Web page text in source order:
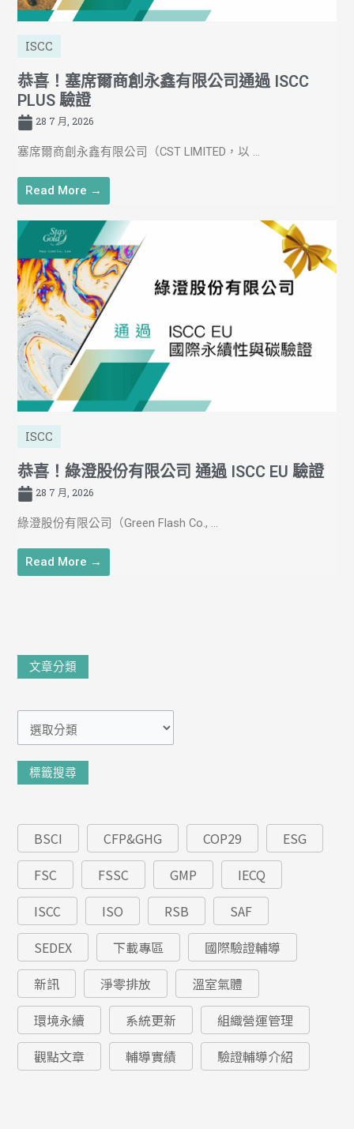
ISCC
恭喜！塞席爾商創永鑫有限公司通過 ISCC
PLUS 驗證
28 7 月, 2026
塞席爾商創永鑫有限公司（CST LIMITED，以 ...
Read More →
ISCC
恭喜！綠澄股份有限公司 通過 ISCC EU 驗證
28 7 月, 2026
綠澄股份有限公司（Green Flash Co., ...
Read More →
文章分類
章
標籤搜尋
BSCI CFP&GHG COP29
ESG
FSC
FSSC GMP
IECQ
ISCC
ISO RSB
SAF
SEDEX
下載專區
國際驗證輔導
新訊
淨零排放
溫室氣體
環境永續
系統更新
組織營運管理
觀點文章
輔導實績 驗證輔導介紹